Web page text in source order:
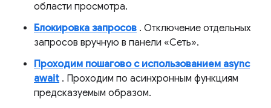
области просмотра.
Блокировка запросов . Отключение отдельных
запросов вручную в панели «Сеть».
Проходим пошагово с использованием async
await . Проходим по асинхронным функциям
предсказуемым образом.